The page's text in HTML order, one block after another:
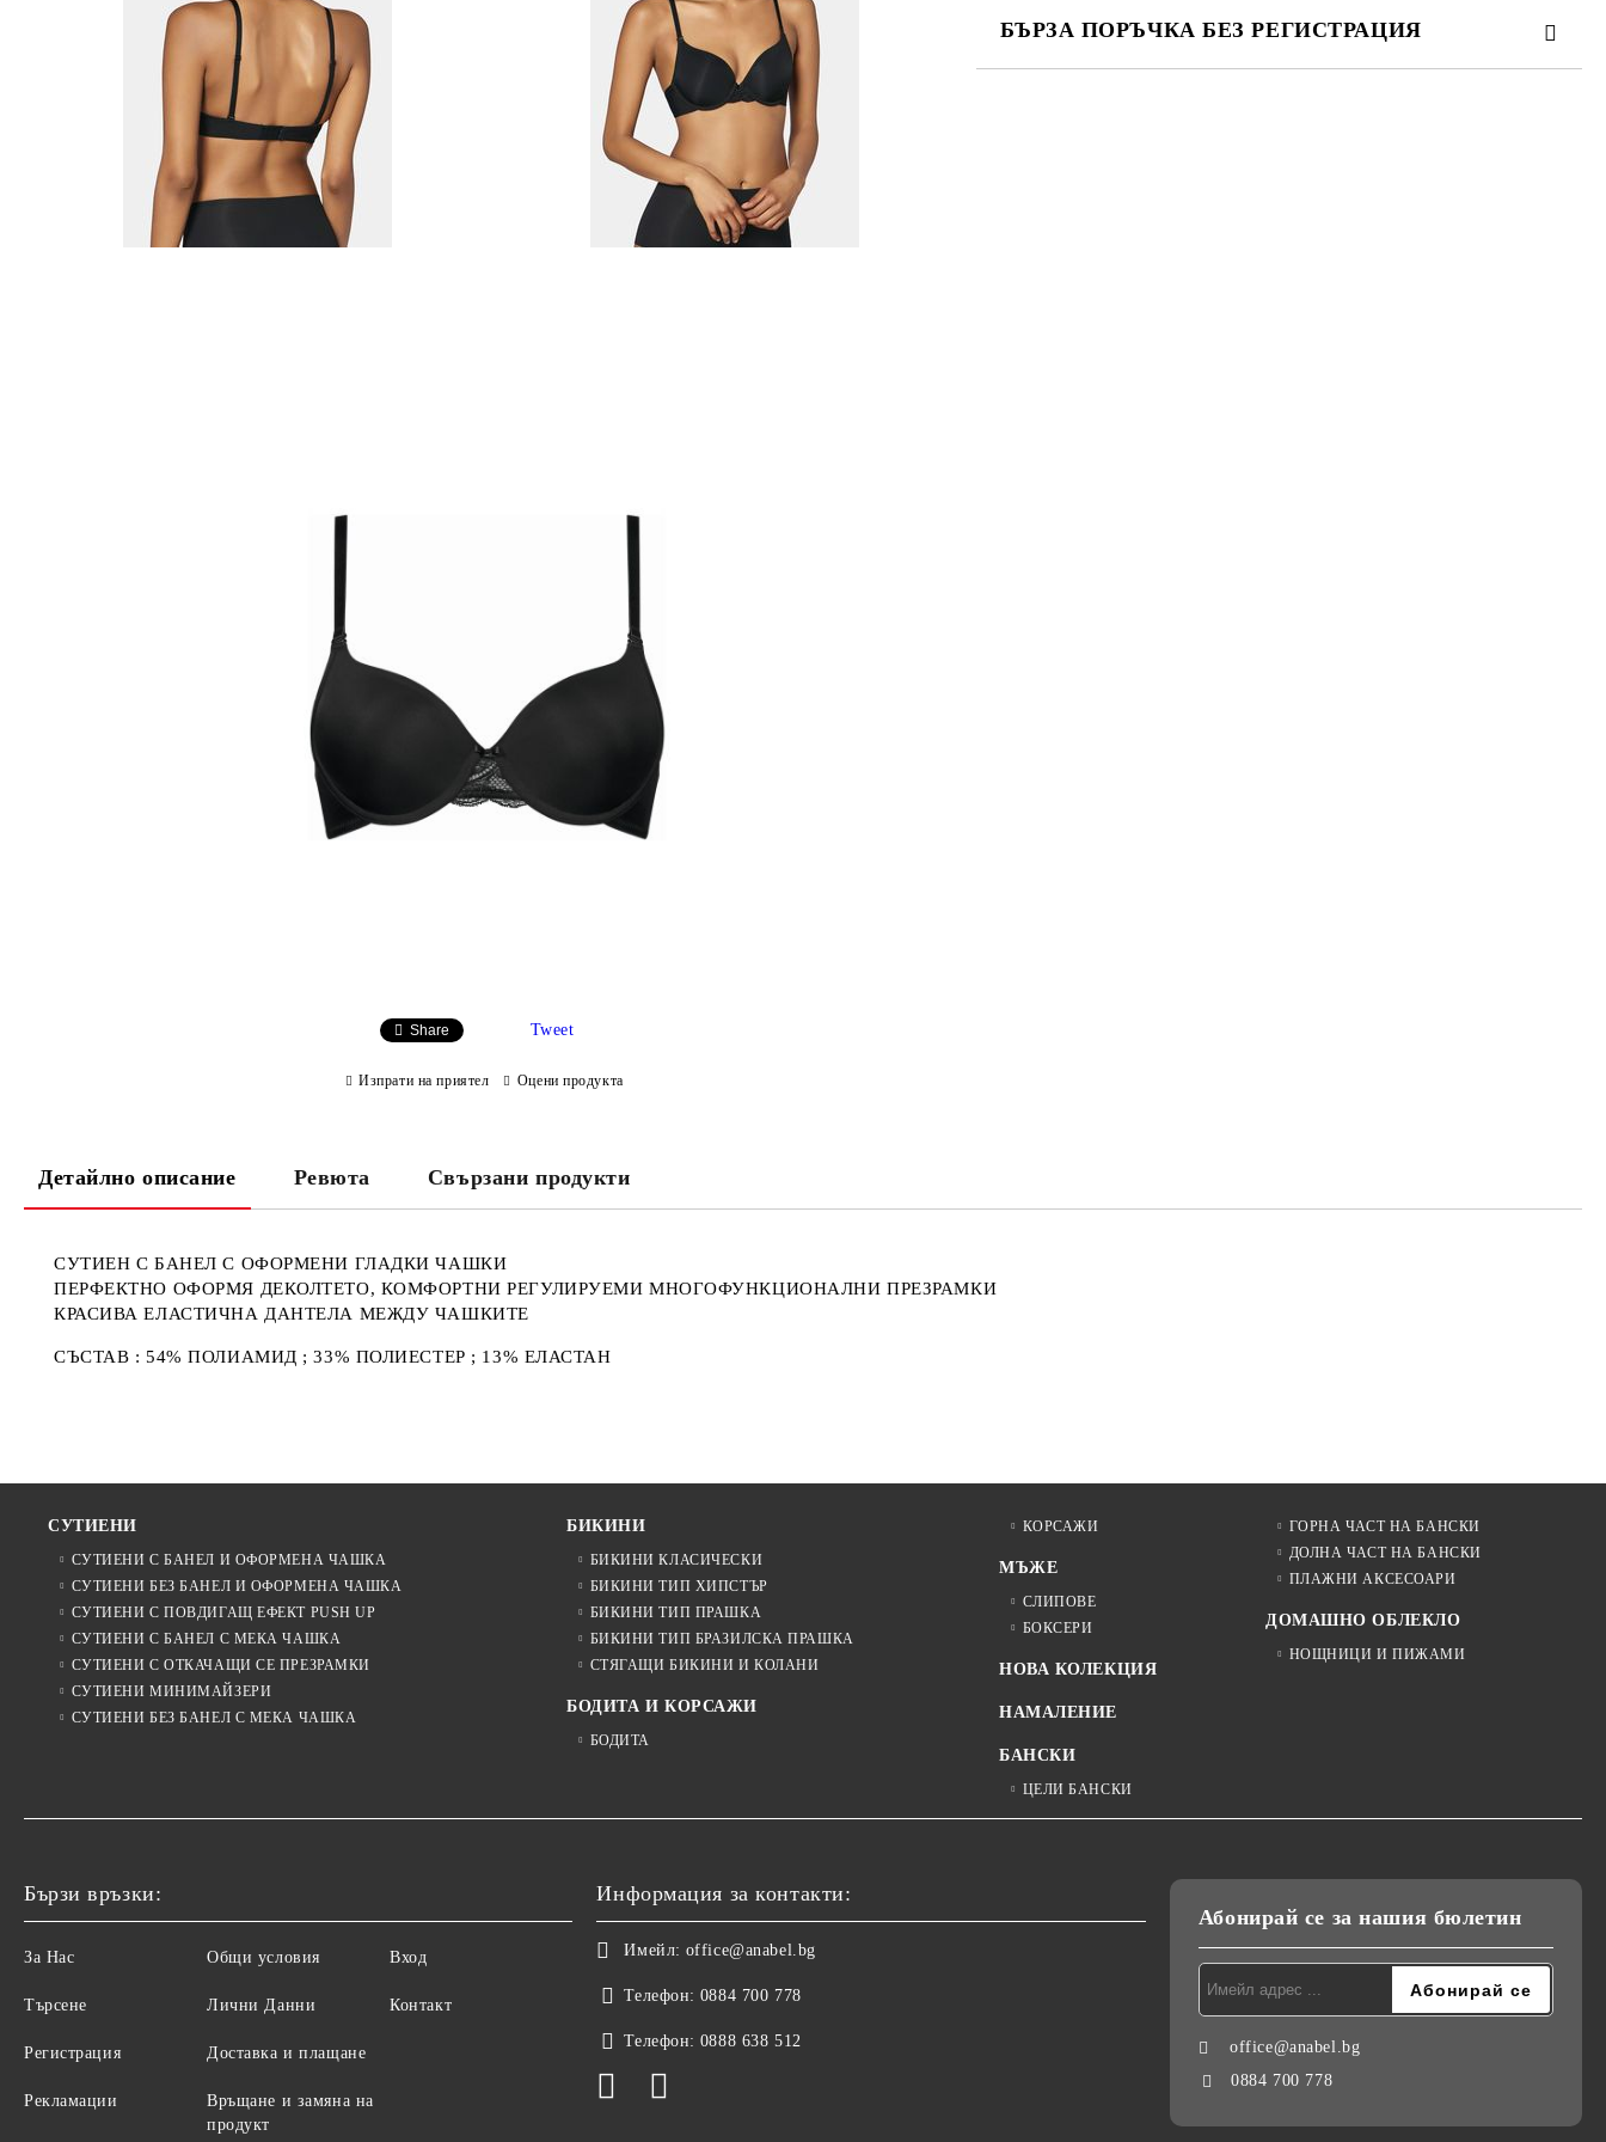
БЪРЗА ПОРЪЧКА БЕЗ РЕГИСТРАЦИЯ
Share Tweet
Изпрати на приятел Оцени продукта
Детайлно описание Ревюта Свързани продукти
СУТИЕН С БАНЕЛ С ОФОРМЕНИ ГЛАДКИ ЧАШКИ
ПЕРФЕКТНО ОФОРМЯ ДЕКОЛТЕТО, КОМФОРТНИ РЕГУЛИРУЕМИ МНОГОФУНКЦИОНАЛНИ ПРЕЗРАМКИ
КРАСИВА ЕЛАСТИЧНА ДАНТЕЛА МЕЖДУ ЧАШКИТЕ
СЪСТАВ : 54% ПОЛИАМИД ; 33% ПОЛИЕСТЕР ; 13% ЕЛАСТАН
СУТИЕНИ
СУТИЕНИ С БАНЕЛ И ОФОРМЕНА ЧАШКА
СУТИЕНИ БЕЗ БАНЕЛ И ОФОРМЕНА ЧАШКА
СУТИЕНИ С ПОВДИГАЩ ЕФЕКТ PUSH UP
СУТИЕНИ С БАНЕЛ С МЕКА ЧАШКА
СУТИЕНИ С ОТКАЧАЩИ СЕ ПРЕЗРАМКИ
СУТИЕНИ МИНИМАЙЗЕРИ
СУТИЕНИ БЕЗ БАНЕЛ С МЕКА ЧАШКА
БИКИНИ
БИКИНИ КЛАСИЧЕСКИ
БИКИНИ ТИП ХИПСТЪР
БИКИНИ ТИП ПРАШКА
БИКИНИ ТИП БРАЗИЛСКА ПРАШКА
СТЯГАЩИ БИКИНИ И КОЛАНИ
БОДИТА И КОРСАЖИ
БОДИТА
КОРСАЖИ
МЪЖЕ
СЛИПОВЕ
БОКСЕРИ
НОВА КОЛЕКЦИЯ
НАМАЛЕНИЕ
БАНСКИ
ЦЕЛИ БАНСКИ
ГОРНА ЧАСТ НА БАНСКИ
ДОЛНА ЧАСТ НА БАНСКИ
ПЛАЖНИ АКСЕСОАРИ
ДОМАШНО ОБЛЕКЛО
НОЩНИЦИ И ПИЖАМИ
Бързи връзки:
За Нас
Търсене
Регистрация
Рекламации
Общи условия
Лични Данни
Доставка и плащане
Връщане и замяна на
продукт
Вход
Контакт
Информация за контакти:
Имейл: office@anabel.bg
Телефон: 0884 700 778
Телефон: 0888 638 512
Абонирай се за нашия бюлетин
office@anabel.bg
0884 700 778